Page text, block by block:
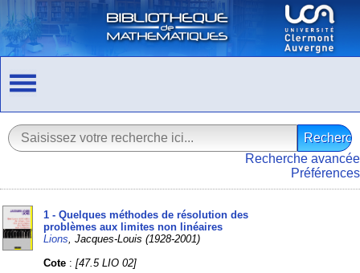
Recherche avancée
Préférences
1 - Quelques méthodes de résolution des
problèmes aux limites non linéaires
Lions , Jacques-Louis (1928-2001)
Cote :[47.5 LIO 02]